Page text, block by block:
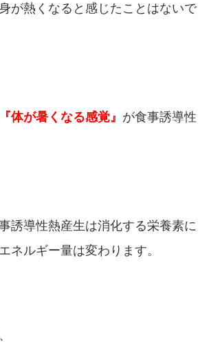
が熱くなると感じたことはないで
『体が暑くなる感覚』 が食事誘導性
誘導性熱産生は消化する栄養素に
ネルギー量は変わります。